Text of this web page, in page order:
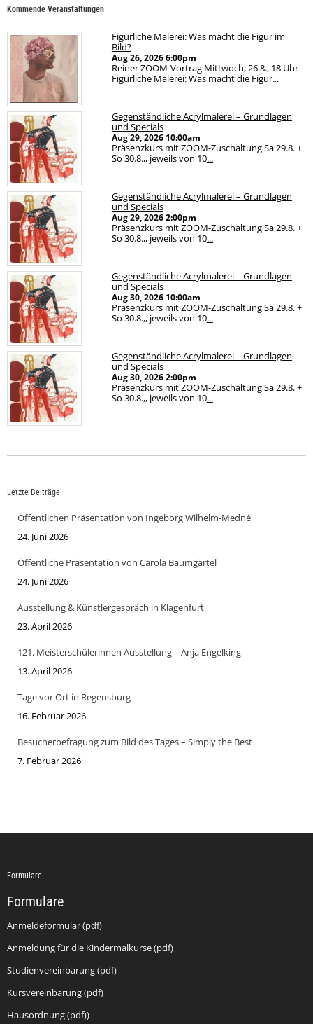
Kommende Veranstaltungen
Figürliche Malerei: Was macht die Figur im
Bild?
Aug 26, 20266:00pm
Reiner ZOOM-Vortrag Mittwoch, 26.8., 18 Uhr
Figürliche Malerei: Was macht die Figur...
Gegenständliche Acrylmalerei – Grundlagen
und Specials
Aug 29, 2026 10:00am
Präsenzkurs mit ZOOM-Zuschaltung Sa 29.8. +
So 30.8.,, jeweils von 10...
Gegenständliche Acrylmalerei – Grundlagen
und Specials
Aug 29, 20262:00pm
Präsenzkurs mit ZOOM-Zuschaltung Sa 29.8. +
So 30.8.,, jeweils von 10...
Gegenständliche Acrylmalerei – Grundlagen
und Specials
Aug 30, 2026 10:00am
Präsenzkurs mit ZOOM-Zuschaltung Sa 29.8. +
So 30.8.,, jeweils von 10...
Gegenständliche Acrylmalerei – Grundlagen
und Specials
Aug 30, 20262:00pm
Präsenzkurs mit ZOOM-Zuschaltung Sa 29.8. +
So 30.8.,, jeweils von 10...
Letzte Beiträge
Öffentlichen Präsentation von Ingeborg Wilhelm-Medné
24. Juni 2026
Öffentliche Präsentation von Carola Baumgärtel
24. Juni 2026
Ausstellung & Künstlergespräch in Klagenfurt
23. April 2026
121. Meisterschülerinnen Ausstellung – Anja Engelking
13. April 2026
Tage vor Ort in Regensburg
16. Februar 2026
Besucherbefragung zum Bild des Tages – Simply the Best
7. Februar 2026
Formulare
Formulare
Anmeldeformular (pdf)
Anmeldung für die Kindermalkurse (pdf)
Studienvereinbarung (pdf)
Kursvereinbarung (pdf)
Hausordnung (pdf))